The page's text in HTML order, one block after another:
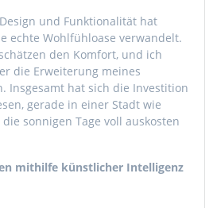
und Funktionalität hat
echte Wohlfühloase verwandelt.
den Komfort, und ich
die Erweiterung meines
Insgesamt hat sich die Investition
gerade in einer Stadt wie
sonnigen Tage voll auskosten
mithilfe künstlicher Intelligenz